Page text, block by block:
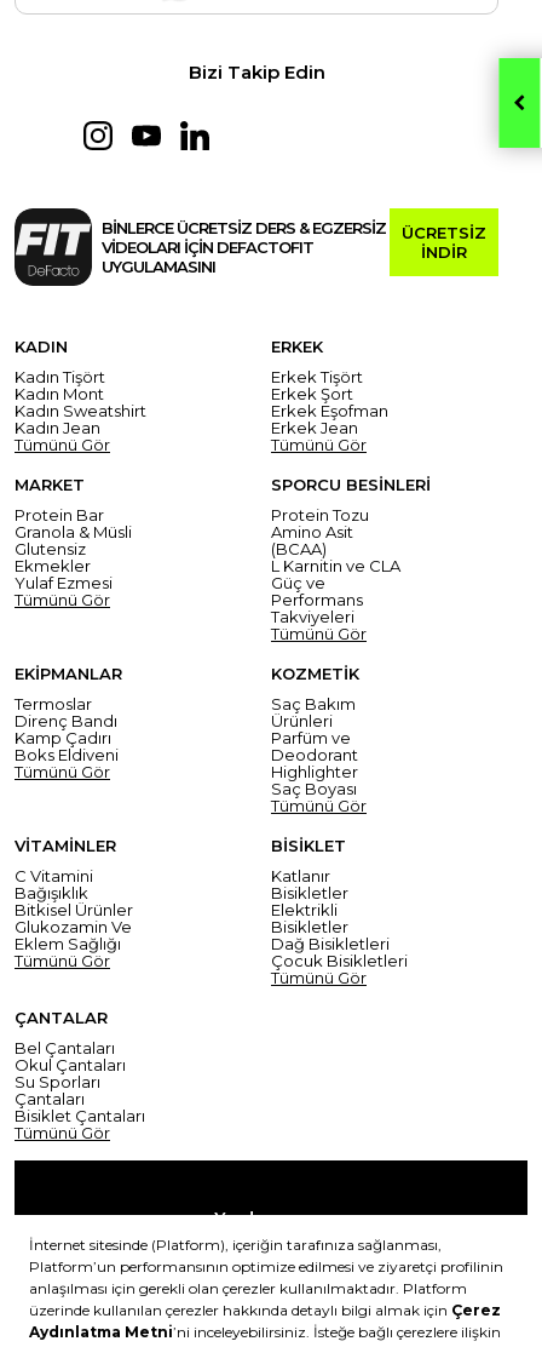
Bizi Takip Edin
BİNLERCE ÜCRETSİZ DERS & EGZERSİZ
VİDEOLARI İÇİN DEFACTOFIT
UYGULAMASINI
ÜCRETSİZ
İNDİR
KADIN
Kadın Tişört
Kadın Mont
Kadın Sweatshirt
Kadın Jean
Tümünü Gör
ERKEK
Erkek Tişört
Erkek Şort
Erkek Eşofman
Erkek Jean
Tümünü Gör
MARKET
Protein Bar
Granola & Müsli
Glutensiz
Ekmekler
Yulaf Ezmesi
Tümünü Gör
SPORCU BESİNLERİ
Protein Tozu
Amino Asit
(BCAA)
L Karnitin ve CLA
Güç ve
Performans
Takviyeleri
Tümünü Gör
EKİPMANLAR
Termoslar
Direnç Bandı
Kamp Çadırı
Boks Eldiveni
Tümünü Gör
KOZMETİK
Saç Bakım
Ürünleri
Parfüm ve
Deodorant
Highlighter
Saç Boyası
Tümünü Gör
VİTAMİNLER
C Vitamini
Bağışıklık
Bitkisel Ürünler
Glukozamin Ve
Eklem Sağlığı
Tümünü Gör
BİSİKLET
Katlanır
Bisikletler
Elektrikli
Bisikletler
Dağ Bisikletleri
Çocuk Bisikletleri
Tümünü Gör
ÇANTALAR
Bel Çantaları
Okul Çantaları
Su Sporları
Çantaları
Bisiklet Çantaları
Tümünü Gör
Yardım
Mesafeli Satış Sözleşmesi
Teslimat Bilgisi
Gizlilik Sözleşmesi
Şartlar & Koşullar
Ürünümü nasıl iade
Hakkımızda